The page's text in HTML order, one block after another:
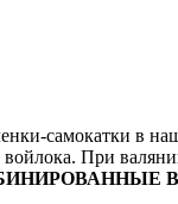
самокатки в
войлока. При